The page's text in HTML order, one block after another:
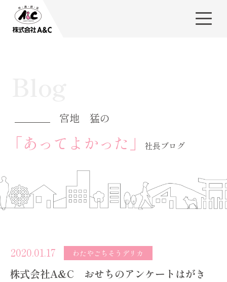
宮地 猛の
「あってよかった」 社長ブログ
2020.01.17 わたやごちそうデリカ
株式会社A&C おせちのアンケートはがき